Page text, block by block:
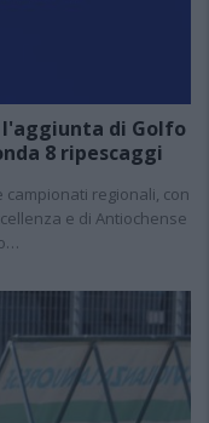
di Golfo
8 ripescaggi
regionali, con
e di Antiochense